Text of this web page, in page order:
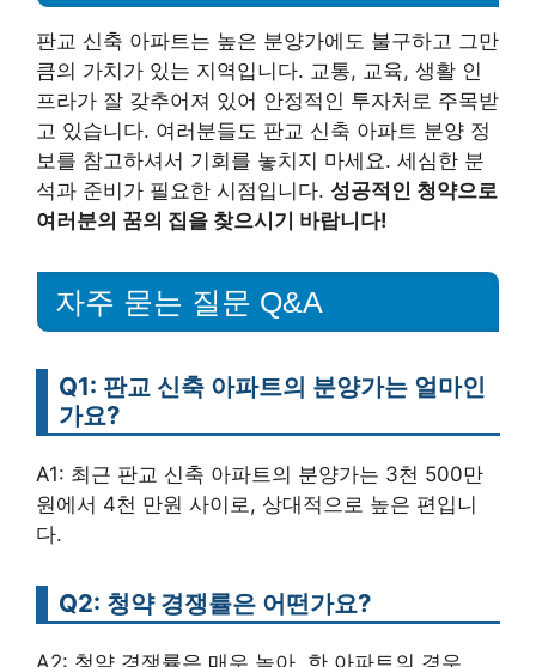
판교 신축 아파트는 높은 분양가에도 불구하고 그만
큼의 가치가 있는 지역입니다. 교통, 교육, 생활 인
프라가 잘 갖추어져 있어 안정적인 투자처로 주목받
고 있습니다. 여러분들도 판교 신축 아파트 분양 정
보를 참고하셔서 기회를 놓치지 마세요. 세심한 분
석과 준비가 필요한 시점입니다. 성공적인 청약으로
여러분의 꿈의 집을 찾으시기 바랍니다!
자주 묻는 질문 Q&A
Q1: 판교 신축 아파트의 분양가는 얼마인
가요?
A1: 최근 판교 신축 아파트의 분양가는 3천 500만
원에서 4천 만원 사이로, 상대적으로 높은 편입니
다.
Q2: 청약 경쟁률은 어떤가요?
A2: 청약 경쟁률은 매우 높아, 한 아파트의 경우